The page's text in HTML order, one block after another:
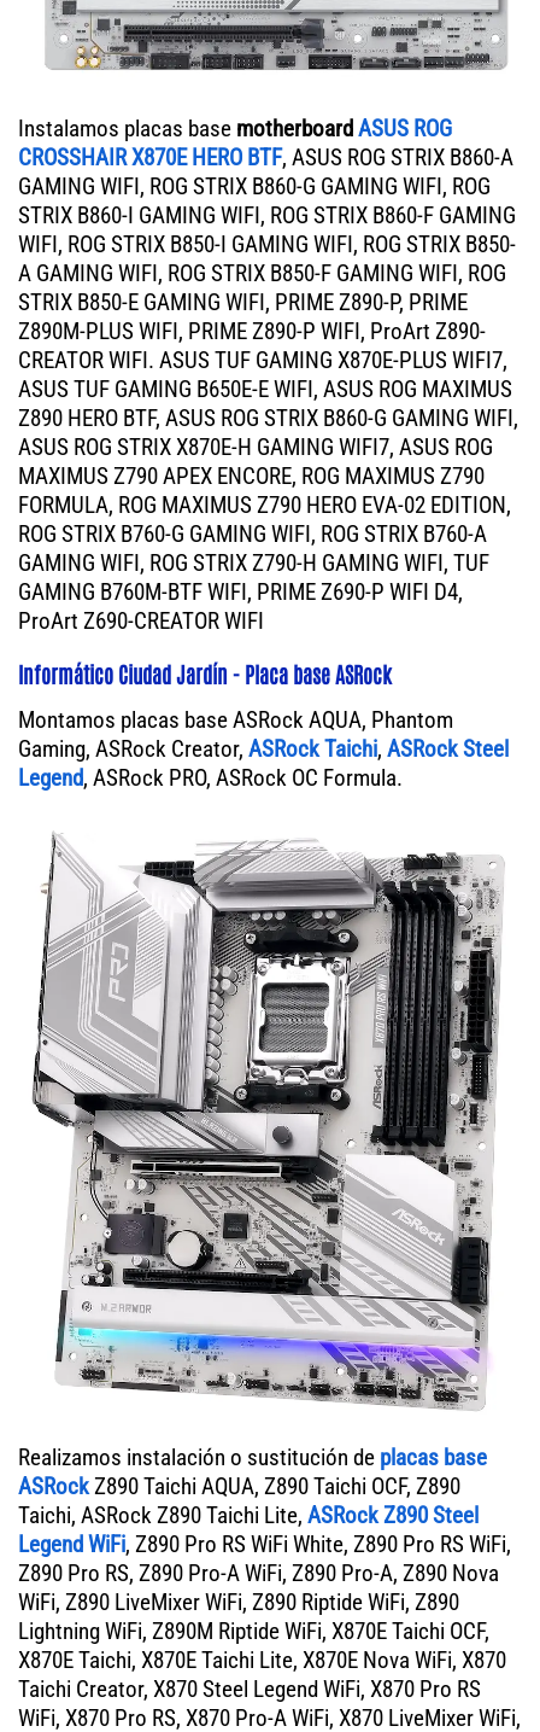
Instalamos placas base motherboardASUS ROG
CROSSHAIR X870E HERO BTF, ASUS ROG STRIX B860-A
GAMING WIFI, ROG STRIX B860-G GAMING WIFI, ROG
STRIX B860-I GAMING WIFI, ROG STRIX B860-F GAMING
WIFI, ROG STRIX B850-I GAMING WIFI, ROG STRIX B850-
A GAMING WIFI, ROG STRIX B850-F GAMING WIFI, ROG
STRIX B850-E GAMING WIFI, PRIME Z890-P, PRIME
Z890M-PLUS WIFI, PRIME Z890-P WIFI, ProArt Z890-
CREATOR WIFI. ASUS TUF GAMING X870E-PLUS WIFI7,
ASUS TUF GAMING B650E-E WIFI, ASUS ROG MAXIMUS
Z890 HERO BTF, ASUS ROG STRIX B860-G GAMING WIFI,
ASUS ROG STRIX X870E-H GAMING WIFI7, ASUS ROG
MAXIMUS Z790 APEX ENCORE, ROG MAXIMUS Z790
FORMULA, ROG MAXIMUS Z790 HERO EVA-02 EDITION,
ROG STRIX B760-G GAMING WIFI, ROG STRIX B760-A
GAMING WIFI, ROG STRIX Z790-H GAMING WIFI, TUF
GAMING B760M-BTF WIFI, PRIME Z690-P WIFI D4,
ProArt Z690-CREATOR WIFI
Informático Ciudad Jardín - Placa base ASRock
Montamos placas base ASRock AQUA, Phantom
Gaming, ASRock Creator, ASRock Taichi, ASRock Steel
Legend, ASRock PRO, ASRock OC Formula.
Realizamos instalación o sustitución de placas base
ASRockZ890 Taichi AQUA, Z890 Taichi OCF, Z890
Taichi, ASRock Z890 Taichi Lite, ASRock Z890 Steel
Legend WiFi, Z890 Pro RS WiFi White, Z890 Pro RS WiFi,
Z890 Pro RS, Z890 Pro-A WiFi, Z890 Pro-A, Z890 Nova
WiFi, Z890 LiveMixer WiFi, Z890 Riptide WiFi, Z890
Lightning WiFi, Z890M Riptide WiFi, X870E Taichi OCF,
X870E Taichi, X870E Taichi Lite, X870E Nova WiFi, X870
Taichi Creator, X870 Steel Legend WiFi, X870 Pro RS
WiFi, X870 Pro RS, X870 Pro-A WiFi, X870 LiveMixer WiFi,